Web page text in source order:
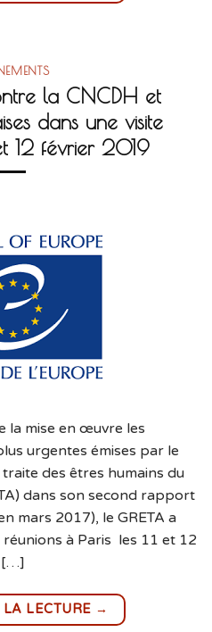
la CNCDH et
dans une visite
12 février 2019
la mise en œuvre les
urgentes émises par le
des êtres humains du
dans son second rapport
mars 2017), le GRETA a
à Paris les 11 et 12
[…]
LA LECTURE →